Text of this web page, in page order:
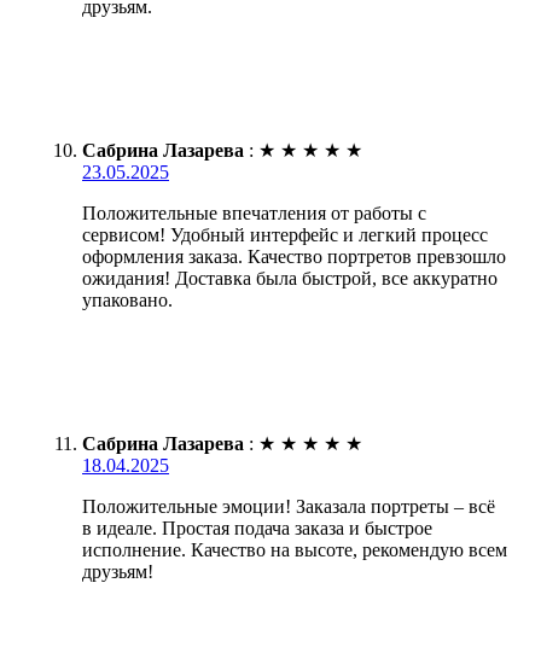
друзьям.
Сабрина Лазарева : ★ ★ ★ ★ ★
23.05.2025
Положительные впечатления от работы с
сервисом! Удобный интерфейс и легкий процесс
оформления заказа. Качество портретов превзошло
ожидания! Доставка была быстрой, все аккуратно
упаковано.
Сабрина Лазарева : ★ ★ ★ ★ ★
18.04.2025
Положительные эмоции! Заказала портреты – всё
в идеале. Простая подача заказа и быстрое
исполнение. Качество на высоте, рекомендую всем
друзьям!